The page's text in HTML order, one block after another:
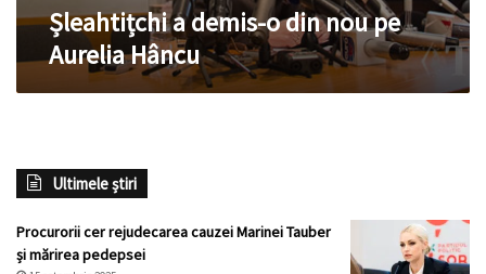
Șleahtițchi a demis-o din nou pe
Aurelia Hâncu
Ultimele știri
Procurorii cer rejudecarea cauzei Marinei Tauber
și mărirea pedepsei